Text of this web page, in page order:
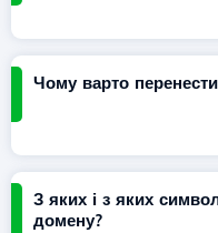
Чому варто
З яких і з яких
домену?